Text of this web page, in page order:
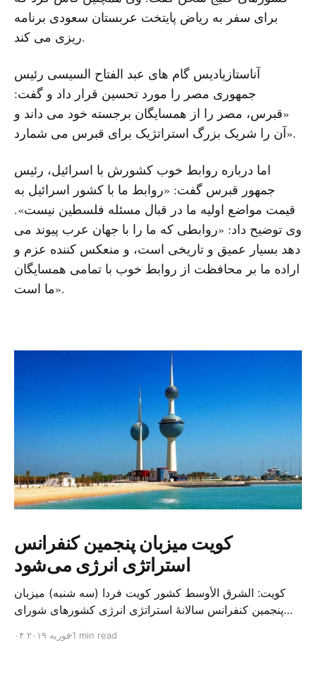
برای سفر به ریاض پایتخت عربستان سعودی برنامه
ریزی می کند.
آناستازیادیس گام های عبد الفتاح السیسی رئیس
جمهوری مصر را مورد تحسین قرار داد و گفت:
«قبرس، مصر را از همسایگان برجسته خود می داند و
آن را شریک بزرگ استراتژیک برای قبرس می شمارد».
اما درباره روابط خوب کشورش با اسرائیل، رئیس
جمهور قبرس گفت: «روابط ما با کشور اسرائیل به
قیمت مواضع اولیه ما در قبال مسئله فلسطین نیست».
وی توضیح داد: «روابطی که ما را با جهان عرب پیوند می
دهد بسیار عمیق و تاریخی است، و منعکس کننده عزم و
اراده ما بر محافظت از روابط خوب با تمامی همسایگان
ما است».
کویت میزبان پنجمین کنفرانس
استراتژی انرژی می‌شود
کویت: الشرق الأوسط کشور کویت فردا (سه شنبه) میزبان
پنجمین کنفرانس سالانهٔ استراتژی انرژی کشورهای شورای
متخصص از شرکت‌های جهانی نفت و گاز در این کنفرانس
۰۴ فوریه ۲۰۱۹1 min read